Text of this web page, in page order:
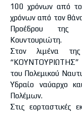
100 χρόνων από
χρόνων από τον
Προέδρου της
Κουντουριώτη.
Στον λιμένα
“ΚΟΥΝΤΟΥΡΙΩΤΗΣ”
του Πολεμικού
Υδραίο ναύαρχο
Πολέμων.
Στις εορταστικές